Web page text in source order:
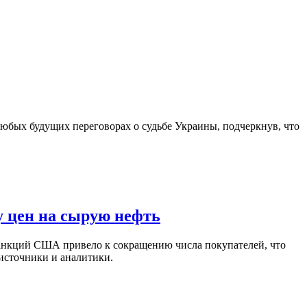
будущих переговорах о судьбе Украины, подчеркнув, что
цен на сырую нефть
США привело к сокращению числа покупателей, что
и аналитики.